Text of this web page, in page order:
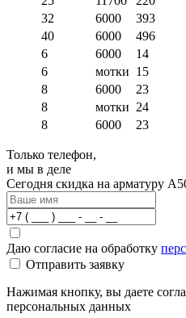
32
6000 393
40
6000 496
6
6000 14
6
мотки 15
8
6000 23
8
мотки 24
8
6000 23
Только телефон,
и мы в деле
Сегодня скидка на арматуру
Даю согласие на обработку
Отправить заявку
Нажимая кнопку, вы даете
персональных данных